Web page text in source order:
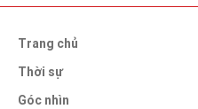
Trang chủ
Thời sự
Góc nhìn